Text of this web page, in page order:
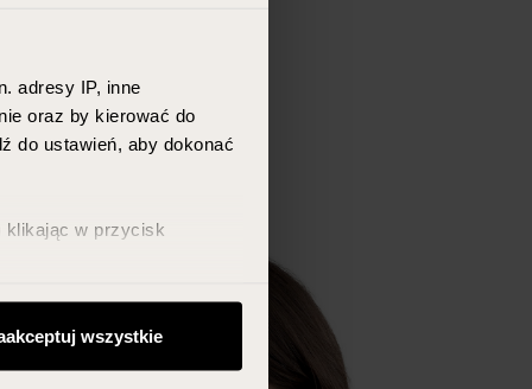
adresy IP, inne
oraz by kierować do
do ustawień, aby dokonać
klikając w przycisk
wszystkie